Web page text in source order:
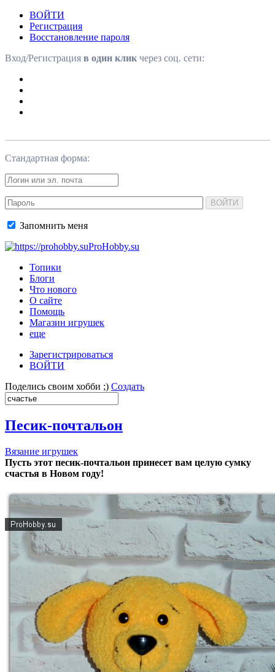
ВОЙТИ
Регистрация
Восстановление пароля
Вход/Регистрация в один клик через соц. сети:
Стандартная форма:
ВОЙТИ
Запомнить меня
ProHobby.su
Топики
Блоги
Что нового
О сайте
Помощь
Магазин игрушек
еще
Зарегистрироваться
ВОЙТИ
Поделись своим хобби ;) Создать
Песик-почтальон
Вязание игрушек
Пусть этот песик-почтальон принесет вам целую сумку
счастья в Новом году!